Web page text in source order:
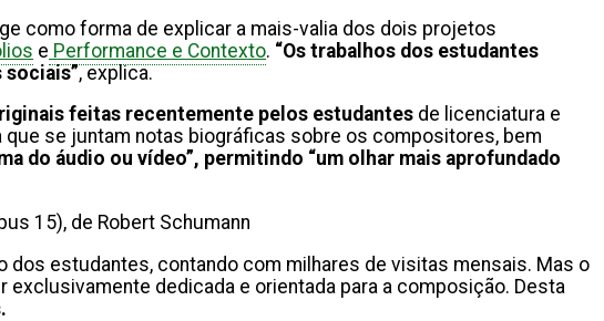
como forma de explicar a mais-valia dos dois projetos
e Performance e Contexto. “Os trabalhos dos estudantes
sociais”, explica.
feitas recentemente pelos estudantes de licenciatura e
que se juntam notas biográficas sobre os compositores, bem
do áudio ou vídeo”, permitindo “um olhar mais aprofundado
15), de Robert Schumann
estudantes, contando com milhares de visitas mensais. Mas o
dedicada e orientada para a composição. Desta